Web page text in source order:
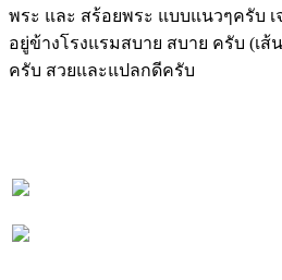
พระ และ สร้อยพระ แบบแนวๆครับ
อยู่ข้างโรงแรมสบาย สบาย ครับ (เส้
ครับ สวยและแปลกดีครับ